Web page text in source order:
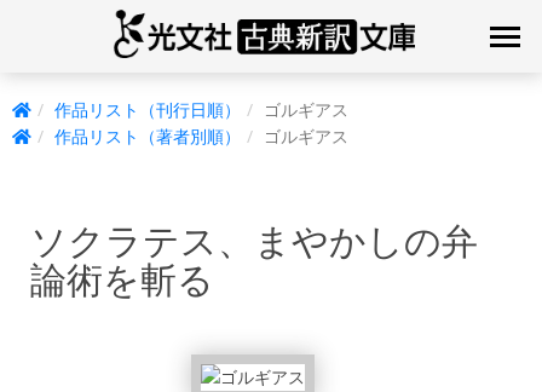
作品リスト（刊行日順）
ゴルギアス
作品リスト（著者別順）
ゴルギアス
ソクラテス、まやかしの弁
論術を斬る